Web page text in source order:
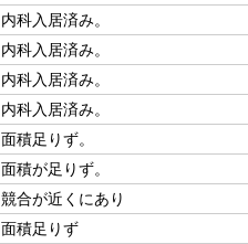
内科入居済み。
内科入居済み。
内科入居済み。
内科入居済み。
面積足りず。
面積が足りず。
競合が近くにあり
面積足りず